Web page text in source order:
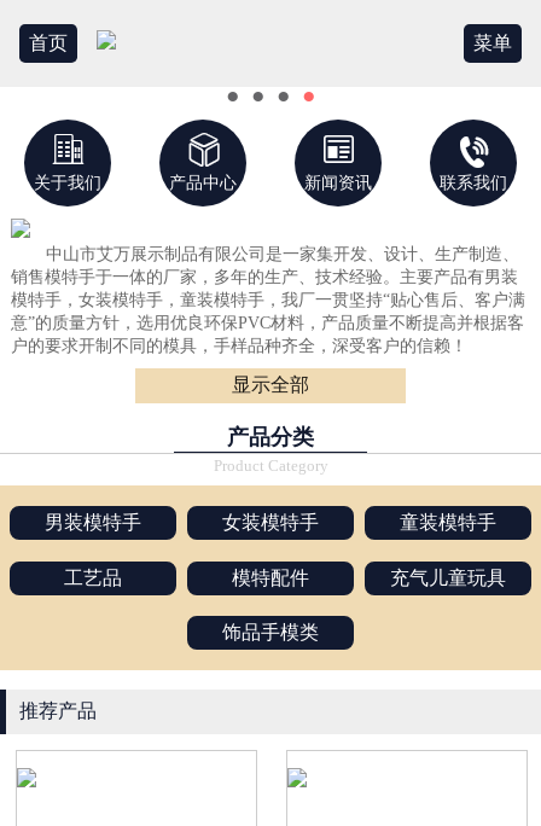
首页 菜单
● ● ● ●

关于我们

产品中心

新闻资讯

联系我们
中山市艾万展示制品有限公司是一家集开发、设计、生产制造、
销售模特手于一体的厂家，多年的生产、技术经验。主要产品有男装
模特手，女装模特手，童装模特手，我厂一贯坚持“贴心售后、客户满
意”的质量方针，选用优良环保PVC材料，产品质量不断提高并根据客
户的要求开制不同的模具，手样品种齐全，深受客户的信赖！
产品优点：坚固耐用、光滑整洁！
A系列：男装模特手 B系列：女装模特手 C系列：童装模特手
显示全部
产品分类
Product Category
男装模特手 女装模特手 童装模特手
工艺品 模特配件 充气儿童玩具
饰品手模类
推荐产品